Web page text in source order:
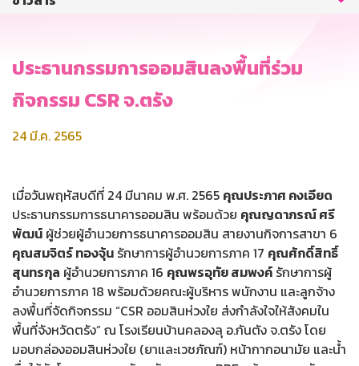
ประธานกรรมการออมสินลงพื้นที่ร่วม
กิจกรรม CSR จ.ตรัง
24 มี.ค. 2565
เมื่อวันพฤหัสบดีที่ 24 มีนาคม พ.ศ. 2565 คุณประภาศ คงเอียด
ประธานกรรมการธนาคารออมสิน พร้อมด้วย คุณญดาภรณ์ ศรี
พัฒน์ ผู้ช่วยผู้อำนวยการธนาคารออมสิน สายงานกิจการสาขา 6
คุณสมจิตร์ ทองจุ้น รักษาการผู้อำนวยการภาค 17 คุณศักดิ์สิทธิ์
สุนทรกุล ผู้อำนวยการภาค 16 คุณพรอุทัย สมพงค์ รักษาการผู้
อำนวยการภาค 18 พร้อมด้วยคณะผู้บริหาร พนักงาน และลูกจ้าง
ลงพื้นที่จัดกิจกรรม “CSR ออมสินห่วงใย ส่งกำลังใจให้สังคมใน
พื้นที่จังหวัดตรัง” ณ โรงเรียนบ้านคลองลุ อ.กันตัง จ.ตรัง โดย
มอบกล่องออมสินห่วงใย (ยาและเวชภัณฑ์) หน้ากากอนามัย และน้ำ